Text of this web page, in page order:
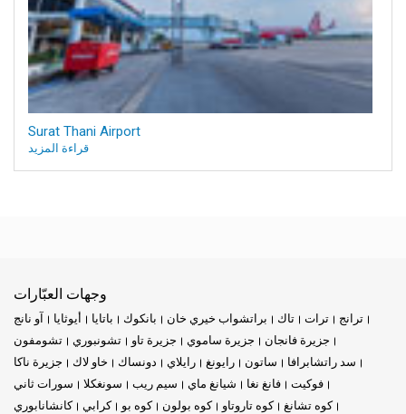
Surat Thani Airport
قراءة المزيد
وجهات العبّارات
آو نانج أيوثايا باتايا بانكوك براتشواب خيري خان تاك ترات
ترانج
تشومفون
تشونبوري جزيرة تاو جزيرة ساموي
جزيرة فانجان
جزيرة ناكا
خاو لاك دونساك رايلاي رايونغ ساتون
سد راتشابرافا
سورات ثاني
سونغكلا سيم ريب شيانغ ماي فانغ نغا
فوكيت
كانشانابوري
كرابي كوه بو كوه بولون كوه تاروتاو
كوه تشانغ